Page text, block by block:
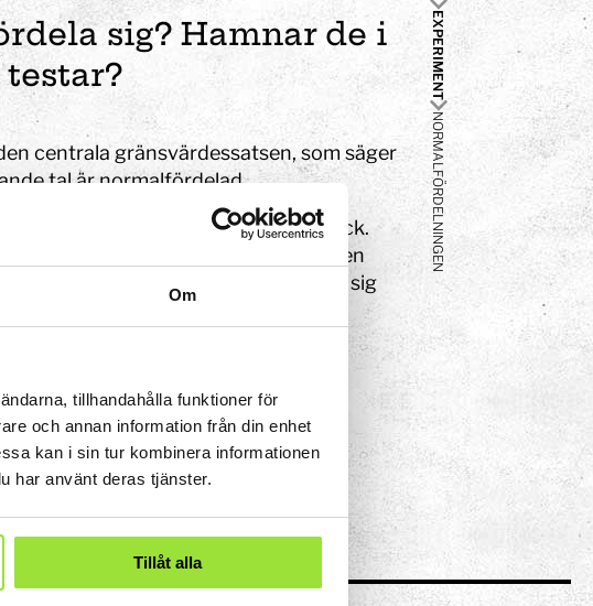
Om
tillhandahålla funktioner för
och annan information från din enhet
kan i sin tur kombinera informationen
har använt deras tjänster.
Tillåt alla
EXPERIMENT
NORMALFÖRDELNINGEN
sig? Hamnar de i
centrala gränsvärdessatsen, som säger
tal är normalfördelad.
att de slumpvis hamnar i olika fack.
vid varje tillfälle är mindre än att den
Då flera kulor släpps ner fördelar de sig